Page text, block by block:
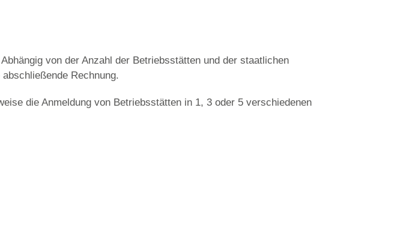
von der Anzahl der Betriebsstätten und der staatlichen
Rechnung.
die Anmeldung von Betriebsstätten in 1, 3 oder 5 verschiedenen